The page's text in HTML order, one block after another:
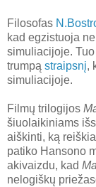
Filosofas
kad egzistuoja
simuliacijoje.
trumpą straipsnį,
simuliacijoje.
Filmų trilogijos
šiuolaikiniams
aiškinti, ką
patiko Hansono
akivaizdu, kad
nelogiškų